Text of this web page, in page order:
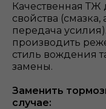
Качественная ТЖ
свойства
передача
производить
стиль вождения
замены.
Заменить
случае: